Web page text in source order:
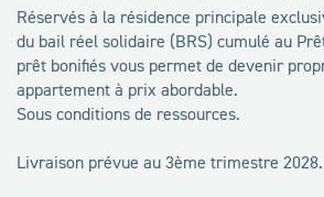
Réservés à la résidence principale
du bail réel solidaire (BRS) cumulé au
prêt bonifiés vous permet de devenir
appartement à prix abordable.
Sous conditions de ressources.
Livraison prévue au 3ème trimestre 2028.